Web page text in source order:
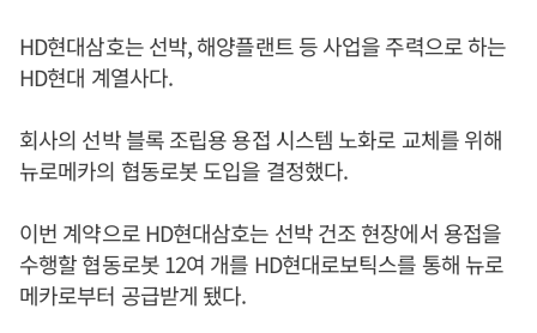
HD현대삼호는 선박, 해양플랜트 등 사업을 주력으로 하는
HD현대 계열사다.
회사의 선박 블록 조립용 용접 시스템 노화로 교체를 위해
뉴로메카의 협동로봇 도입을 결정했다.
이번 계약으로 HD현대삼호는 선박 건조 현장에서 용접을
수행할 협동로봇 12여 개를 HD현대로보틱스를 통해 뉴로
메카로부터 공급받게 됐다.